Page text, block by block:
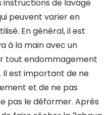
instructions de lavage
peuvent varier en
En général, il est
à la main avec un
tout endommagement
Il est important de ne
et de ne pas
pas le déformer. Après